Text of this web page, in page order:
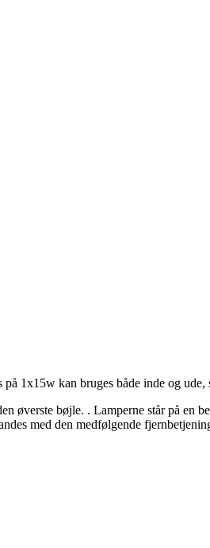
1x15w kan bruges både inde og ude,
øverste bøjle. . Lamperne står på
med den medfølgende